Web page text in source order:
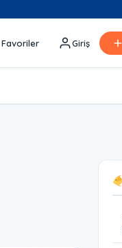
Favoriler Giriş